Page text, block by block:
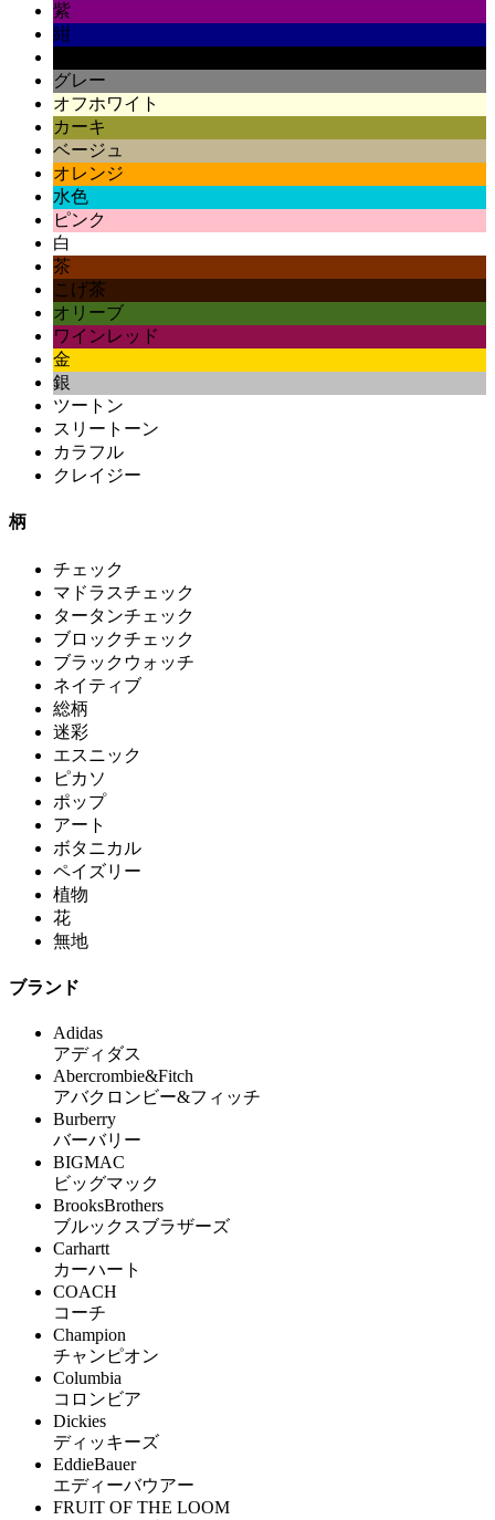
紫
紺
グレー
オフホワイト
カーキ
ベージュ
オレンジ
水色
ピンク
白
茶
こげ茶
オリーブ
ワインレッド
金
銀
ツートン
スリートーン
カラフル
クレイジー
柄
チェック
マドラスチェック
タータンチェック
ブロックチェック
ブラックウォッチ
ネイティブ
総柄
迷彩
エスニック
ピカソ
ポップ
アート
ボタニカル
ペイズリー
植物
花
無地
ブランド
Adidas
アディダス
Abercrombie&Fitch
アバクロンビー&フィッチ
Burberry
バーバリー
BIGMAC
ビッグマック
BrooksBrothers
ブルックスブラザーズ
Carhartt
カーハート
COACH
コーチ
Champion
チャンピオン
Columbia
コロンビア
Dickies
ディッキーズ
EddieBauer
エディーバウアー
FRUIT OF THE LOOM